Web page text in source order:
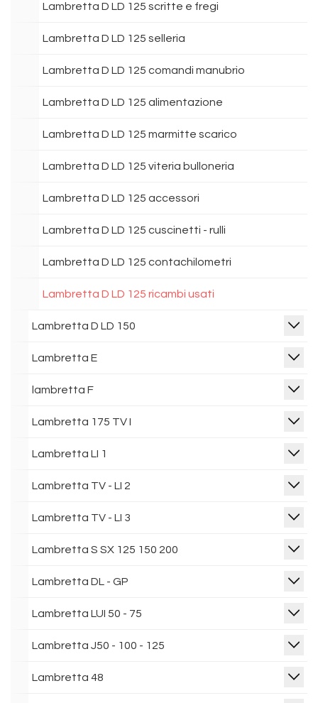
Lambretta D LD 125 scritte e fregi
Lambretta D LD 125 selleria
Lambretta D LD 125 comandi manubrio
Lambretta D LD 125 alimentazione
Lambretta D LD 125 marmitte scarico
Lambretta D LD 125 viteria bulloneria
Lambretta D LD 125 accessori
Lambretta D LD 125 cuscinetti - rulli
Lambretta D LD 125 contachilometri
Lambretta D LD 125 ricambi usati
Lambretta D LD 150
Lambretta E
lambretta F
Lambretta 175 TV I
Lambretta LI 1
Lambretta TV - LI 2
Lambretta TV - LI 3
Lambretta S SX 125 150 200
Lambretta DL - GP
Lambretta LUI 50 - 75
Lambretta J50 - 100 - 125
Lambretta 48